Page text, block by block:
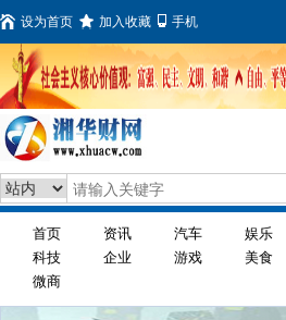
设为首页 加入收藏 手机
首页 资讯 汽车 娱乐
科技
企业 游戏 美食
微商